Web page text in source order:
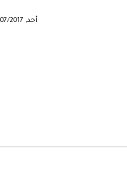
أحد, 30/07/2017 - 11:36